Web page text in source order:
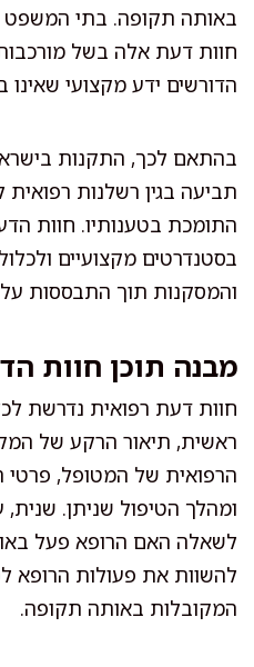
באותה תקופה. בתי
חוות דעת אלה בשל
הדורשים ידע מקצועי
בהתאם לכך, התקנות
תביעה בגין רשלנות
התומכת בטענותיו. חוות
בסטנדרטים מקצועיים
והמסקנות תוך התבססות
מבנה תוכן חוות
חוות דעת רפואית נדרשת
ראשית, תיאור הרקע של
הרפואית של המטופל, פרטי
ומהלך הטיפול שניתן.
לשאלה האם הרופא פעל
להשוות את פעולות הרופא
המקובלות באותה תקופה.